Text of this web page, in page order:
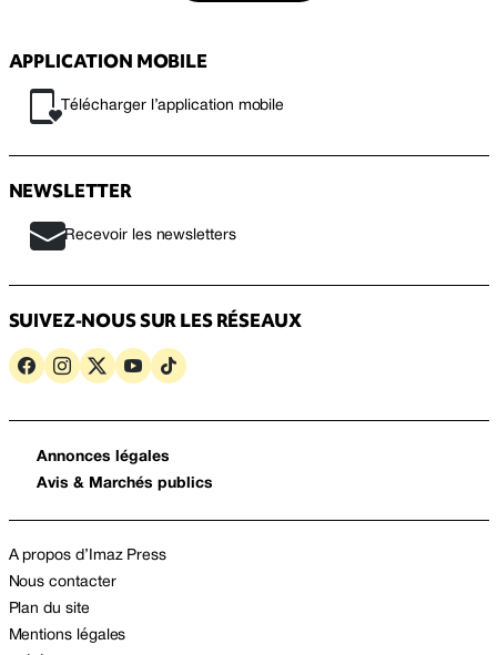
APPLICATION MOBILE
Télécharger l’application mobile
NEWSLETTER
Recevoir les newsletters
SUIVEZ-NOUS SUR LES RÉSEAUX
Annonces légales
Avis & Marchés publics
A propos d’Imaz Press
Nous contacter
Plan du site
Mentions légales